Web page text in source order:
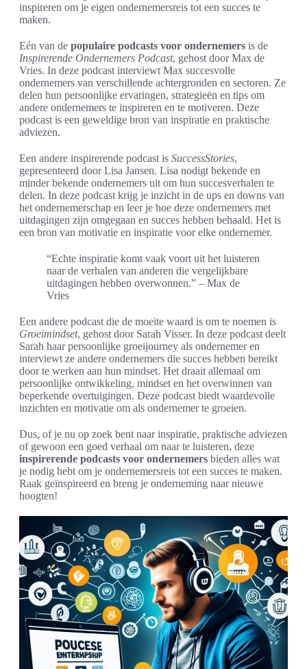
inspireren om je eigen ondernemersreis tot een succes te
maken.
Eén van de populaire podcasts voor ondernemers is de
Inspirerende Ondernemers Podcast, gehost door Max de
Vries. In deze podcast interviewt Max succesvolle
ondernemers van verschillende achtergronden en sectoren. Ze
delen hun persoonlijke ervaringen, strategieën en tips om
andere ondernemers te inspireren en te motiveren. Deze
podcast is een geweldige bron van inspiratie en praktische
adviezen.
Een andere inspirerende podcast is SuccessStories,
gepresenteerd door Lisa Jansen. Lisa nodigt bekende en
minder bekende ondernemers uit om hun succesverhalen te
delen. In deze podcast krijg je inzicht in de ups en downs van
het ondernemerschap en leer je hoe deze ondernemers met
uitdagingen zijn omgegaan en succes hebben behaald. Het is
een bron van motivatie en inspiratie voor elke ondernemer.
“Echte inspiratie komt vaak voort uit het luisteren
naar de verhalen van anderen die vergelijkbare
uitdagingen hebben overwonnen.” – Max de
Vries
Een andere podcast die de moeite waard is om te noemen is
Groeimindset, gehost door Sarah Visser. In deze podcast deelt
Sarah haar persoonlijke groeijourney als ondernemer en
interviewt ze andere ondernemers die succes hebben bereikt
door te werken aan hun mindset. Het draait allemaal om
persoonlijke ontwikkeling, mindset en het overwinnen van
beperkende overtuigingen. Deze podcast biedt waardevolle
inzichten en motivatie om als ondernemer te groeien.
Dus, of je nu op zoek bent naar inspiratie, praktische adviezen
of gewoon een goed verhaal om naar te luisteren, deze
inspirerende podcasts voor ondernemers bieden alles wat
je nodig hebt om je ondernemersreis tot een succes te maken.
Raak geïnspireerd en breng je onderneming naar nieuwe
hoogten!